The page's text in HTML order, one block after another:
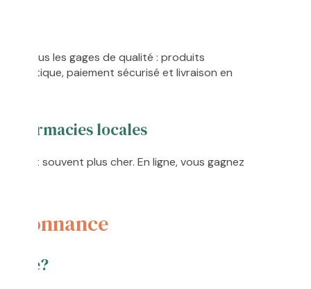
tous les gages de qualité : produits
paiement sécurisé et livraison en
pharmacies locales
souvent plus cher. En ligne, vous gagnez